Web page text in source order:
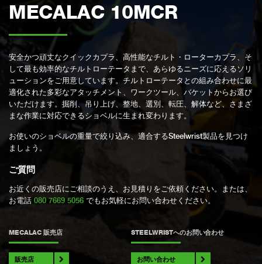
MECALAC 10MCR
安全かつ頑丈なクイックカプラ、高性能なチルト・ローターカプラ、そ
して最も効率的なチルトローテータまで、あらゆるニーズに応えるソリ
ューションをご用意しています。チルトローテータとの組み合わせに最
適化された多彩なアタッチメント、ワークツール、バケットからお選び
いただけます。掘削、吊り上げ、整地、選別、転圧、解体など、さまざ
まな作業に対応できるショベルに生まれ変わります。
お使いのショベルの重量で絞り込み、適合するSteelwrist製品を見つけ
ましょう。
ご質問
お近くの販売店にご相談のうえ、お見積りをご依頼ください。または、
お電話 080 7669 5056 でもお気軽にお問い合わせください。
MECALAC 販売店
販売店
STEELWRISTへのお問い合わせ
お問い合わせ